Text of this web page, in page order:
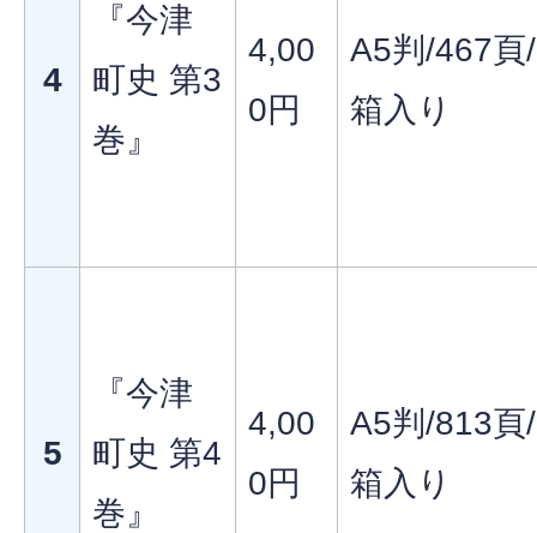
4
『今津
町史 第3
巻』
4,00
0円
A5判/467頁/
箱入り
5
『今津
町史 第4
巻』
4,00
0円
A5判/813頁/
箱入り